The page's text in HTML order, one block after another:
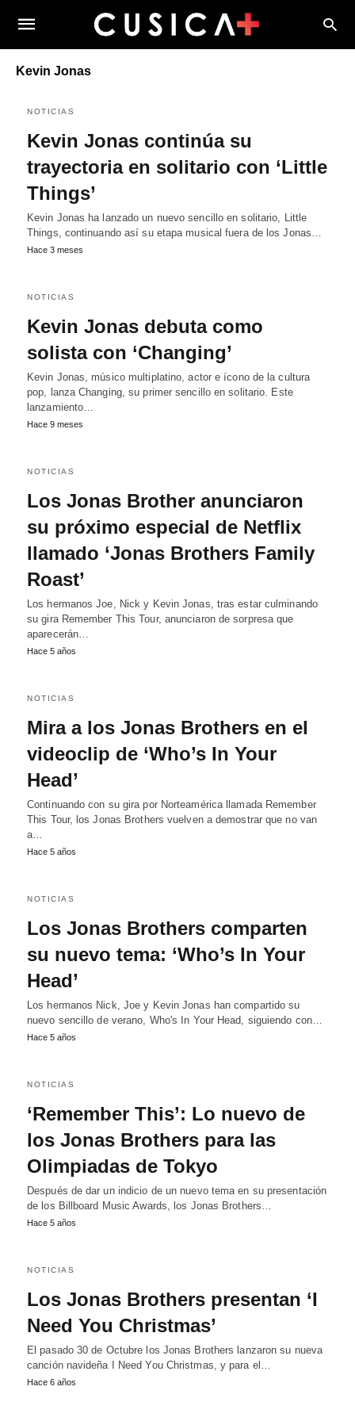
Kevin Jonas
NOTICIAS
Kevin Jonas continúa su
trayectoria en solitario con ‘Little
Things’
Kevin Jonas ha lanzado un nuevo sencillo en solitario, Little
Things, continuando así su etapa musical fuera de los Jonas…
Hace 3 meses
NOTICIAS
Kevin Jonas debuta como
solista con ‘Changing’
Kevin Jonas, músico multiplatino, actor e ícono de la cultura
pop, lanza Changing, su primer sencillo en solitario. Este
lanzamiento…
Hace 9 meses
NOTICIAS
Los Jonas Brother anunciaron
su próximo especial de Netflix
llamado ‘Jonas Brothers Family
Roast’
Los hermanos Joe, Nick y Kevin Jonas, tras estar culminando
su gira Remember This Tour, anunciaron de sorpresa que
aparecerán…
Hace 5 años
NOTICIAS
Mira a los Jonas Brothers en el
videoclip de ‘Who’s In Your
Head’
Continuando con su gira por Norteamérica llamada Remember
This Tour, los Jonas Brothers vuelven a demostrar que no van
a…
Hace 5 años
NOTICIAS
Los Jonas Brothers comparten
su nuevo tema: ‘Who’s In Your
Head’
Los hermanos Nick, Joe y Kevin Jonas han compartido su
nuevo sencillo de verano, Who's In Your Head, siguiendo con…
Hace 5 años
NOTICIAS
‘Remember This’: Lo nuevo de
los Jonas Brothers para las
Olimpiadas de Tokyo
Después de dar un indicio de un nuevo tema en su presentación
de los Billboard Music Awards, los Jonas Brothers…
Hace 5 años
NOTICIAS
Los Jonas Brothers presentan ‘I
Need You Christmas’
El pasado 30 de Octubre los Jonas Brothers lanzaron su nueva
canción navideña I Need You Christmas, y para el…
Hace 6 años